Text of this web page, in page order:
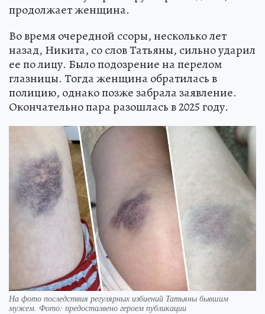
продолжает женщина.
Во время очередной ссоры, несколько лет
назад, Никита, со слов Татьяны, сильно ударил
ее по лицу. Было подозрение на перелом
глазницы. Тогда женщина обратилась в
полицию, однако позже забрала заявление.
Окончательно пара разошлась в 2025 году.
На фото последствия регулярных избиений Татьяны бывшим
мужем. Фото: предосталвено героем публикации